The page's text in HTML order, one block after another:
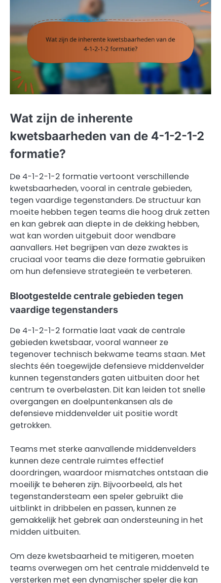
Wat zijn de inherente
kwetsbaarheden van de 4-1-2-1-2
formatie?
De 4-1-2-1-2 formatie vertoont verschillende
kwetsbaarheden, vooral in centrale gebieden,
tegen vaardige tegenstanders. De structuur kan
moeite hebben tegen teams die hoog druk zetten
en kan gebrek aan diepte in de dekking hebben,
wat kan worden uitgebuit door wendbare
aanvallers. Het begrijpen van deze zwaktes is
cruciaal voor teams die deze formatie gebruiken
om hun defensieve strategieën te verbeteren.
Blootgestelde centrale gebieden tegen
vaardige tegenstanders
De 4-1-2-1-2 formatie laat vaak de centrale
gebieden kwetsbaar, vooral wanneer ze
tegenover technisch bekwame teams staan. Met
slechts één toegewijde defensieve middenvelder
kunnen tegenstanders gaten uitbuiten door het
centrum te overbelasten. Dit kan leiden tot snelle
overgangen en doelpuntenkansen als de
defensieve middenvelder uit positie wordt
getrokken.
Teams met sterke aanvallende middenvelders
kunnen deze centrale ruimtes effectief
doordringen, waardoor mismatches ontstaan die
moeilijk te beheren zijn. Bijvoorbeeld, als het
tegenstandersteam een speler gebruikt die
uitblinkt in dribbelen en passen, kunnen ze
gemakkelijk het gebrek aan ondersteuning in het
midden uitbuiten.
Om deze kwetsbaarheid te mitigeren, moeten
teams overwegen om het centrale middenveld te
versterken met een dynamischer speler die kan